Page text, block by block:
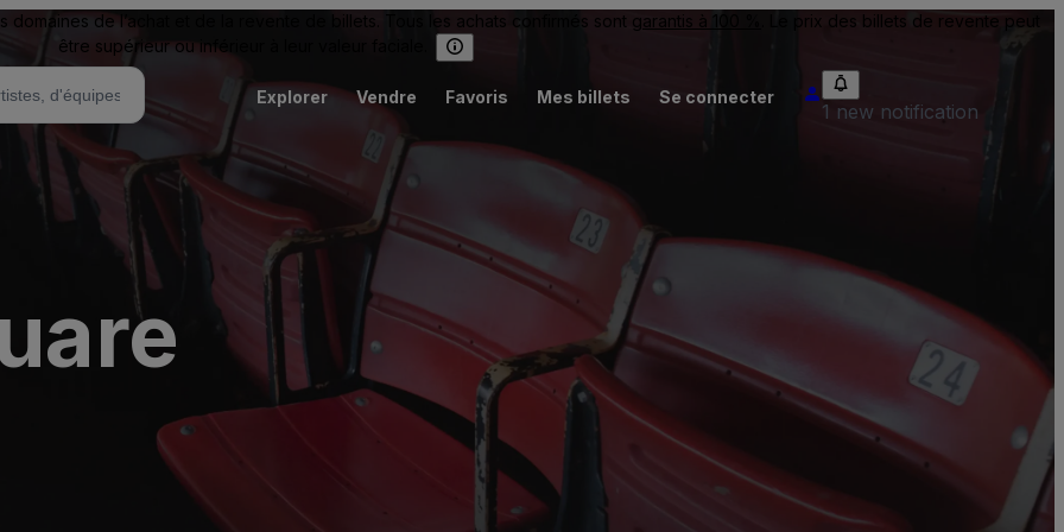
domaines de l’achat et de la revente de billets. Tous les achats confirmés sont garantis à 100 %
. Le prix des billets de revente peut
être supérieur ou inférieur à leur valeur faciale.
Explorer Vendre Favoris Mes billets Se connecter
1 new notification